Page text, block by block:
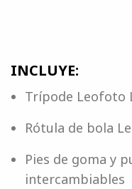
INCLUYE:
Trípode Leofoto
Rótula de bola
Pies de goma y
intercambiables